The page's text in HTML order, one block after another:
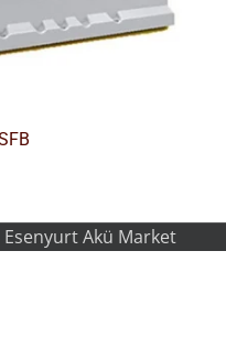
Esenyurt Akü Market